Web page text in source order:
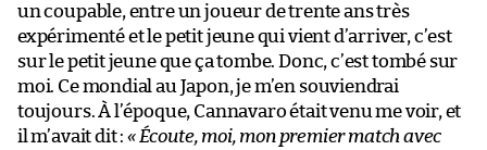
un coupable, entre un joueur de trente ans très
expérimenté et le petit jeune qui vient d’arriver, c’est
sur le petit jeune que ça tombe. Donc, c’est tombé sur
moi. Ce mondial au Japon, je m’en souviendrai
toujours. À l’époque, Cannavaro était venu me voir, et
il m’avait dit : « Écoute, moi, mon premier match avec